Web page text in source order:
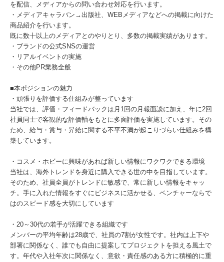
を配信、メディアからの問い合わせ対応を行います。
・メディアキャラバン→出版社、WEBメディアなどへの掲載に向けた
商品紹介を行います。
既に数十以上のメディアとのやりとり、多数の掲載実績があります。
・ブランドの公式SNSの運営
・リアルイベントの実施
・その他PR業務全般
■本ポジションの魅力
・頑張りを評価する仕組みが整っています
当社では、評価・フィードバックは月1回の月報面談に加え、年に2回
社員同士で客観的な評価軸をもとに多面評価を実施しています。その
ため、給与・賞与・昇給に関する不平不満が起こりづらい仕組みを構
築しています。
・コスメ・ホビーに興味があれば新しい情報にワクワクできる環境
当社は、海外トレンドを身近に購入できる世の中を目指しています。
そのため、社員全員がトレンドに敏感で、常に新しい情報をキャッ
チ。手に入れた情報をすぐにビジネスに活かせる、ベンチャーならで
はのスピード感を大切にしています
・20～30代の若手が活躍できる組織です
メンバーの平均年齢は28歳で、社員の7割が女性です。社内は上下や
部署に関係なく、誰でも自由に提案してプロジェクトを担える風土で
す。年代や入社年次に関係なく、意欲・責任感のある方に積極的に重